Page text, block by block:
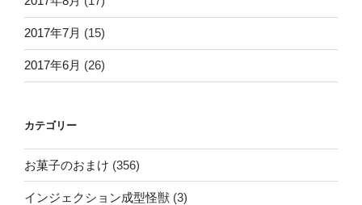
2017年7月 (15)
2017年6月 (26)
カテゴリー
お菓子のおまけ (356)
インジェクション成型怪獣 (3)